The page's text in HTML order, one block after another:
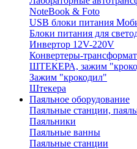
NoteBook & Foto
USB блоки питания
Блоки питания для
Инвертор 12V-220V
Конвертеры-
ШТЕКЕРА, зажим
Зажим "крокодил"
Штекера
Паяльное оборудование
Паяльные станции,
Паяльники
Паяльные ванны
Паяльные станции